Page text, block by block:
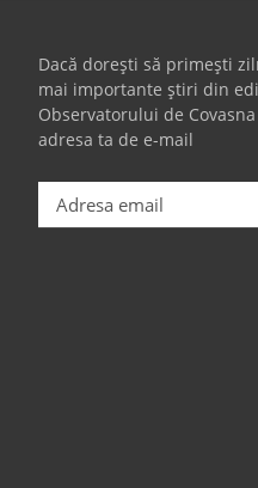
Dacă dorești să primești
mai importante știri din
Observatorului de
adresa ta de e-mail